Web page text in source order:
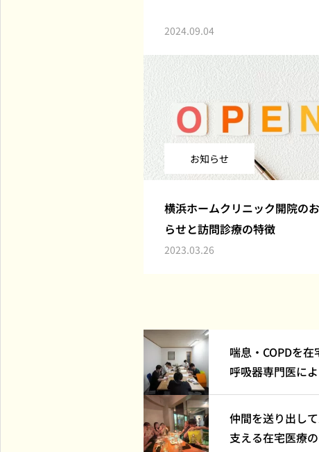
2024.09.04
お知らせ
横浜ホームクリニック開院の
らせと訪問診療の特徴
2023.03.26
喘息・COPDを
呼吸器専門医に
ました
仲間を送り出し
支える在宅医療